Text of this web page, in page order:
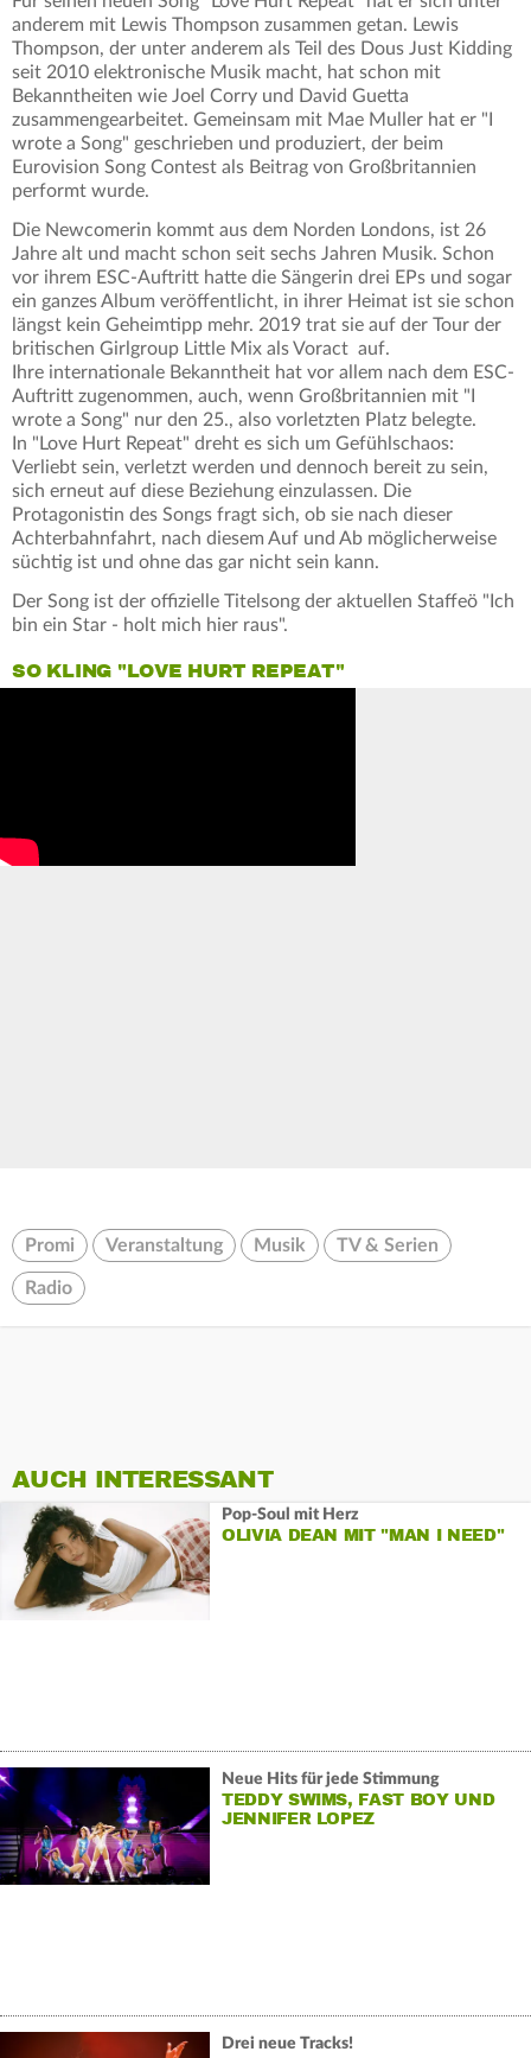
anderem mit Lewis Thompson zusammen getan. Lewis
Thompson, der unter anderem als Teil des Dous Just Kidding
seit 2010 elektronische Musik macht, hat schon mit
Bekanntheiten wie Joel Corry und David Guetta
zusammengearbeitet. Gemeinsam mit Mae Muller hat er "I
wrote a Song" geschrieben und produziert, der beim
Eurovision Song Contest als Beitrag von Großbritannien
performt wurde.
Die Newcomerin kommt aus dem Norden Londons, ist 26
Jahre alt und macht schon seit sechs Jahren Musik. Schon
vor ihrem ESC-Auftritt hatte die Sängerin drei EPs und sogar
ein ganzes Album veröffentlicht, in ihrer Heimat ist sie schon
längst kein Geheimtipp mehr. 2019 trat sie auf der Tour der
britischen Girlgroup Little Mix als Voract auf.
Ihre internationale Bekanntheit hat vor allem nach dem ESC-
Auftritt zugenommen, auch, wenn Großbritannien mit "I
wrote a Song" nur den 25., also vorletzten Platz belegte.
In "Love Hurt Repeat" dreht es sich um Gefühlschaos:
Verliebt sein, verletzt werden und dennoch bereit zu sein,
sich erneut auf diese Beziehung einzulassen. Die
Protagonistin des Songs fragt sich, ob sie nach dieser
Achterbahnfahrt, nach diesem Auf und Ab möglicherweise
süchtig ist und ohne das gar nicht sein kann.
Der Song ist der offizielle Titelsong der aktuellen Staffeö "Ich
bin ein Star - holt mich hier raus".
SO KLING "LOVE HURT REPEAT"
Promi Veranstaltung Musik TV & Serien
Radio
AUCH INTERESSANT
Pop-Soul mit Herz
OLIVIA DEAN MIT "MAN I NEED"
Neue Hits für jede Stimmung
TEDDY SWIMS, FAST BOY UND
JENNIFER LOPEZ
Drei neue Tracks!